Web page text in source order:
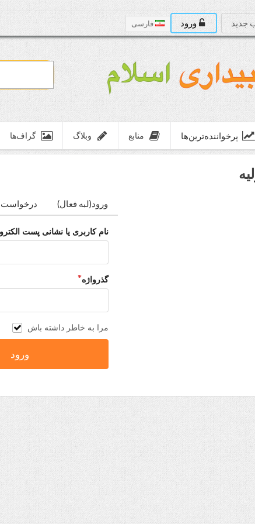
جدید ورود فارسی
پرخواننده‌ترین‌ها منابع وبلاگ گراف‌ها
ورود(لبه فعال) درخواست
نام کاربری یا نشانی پست
گذرواژه
مرا به خاطر داشته باش